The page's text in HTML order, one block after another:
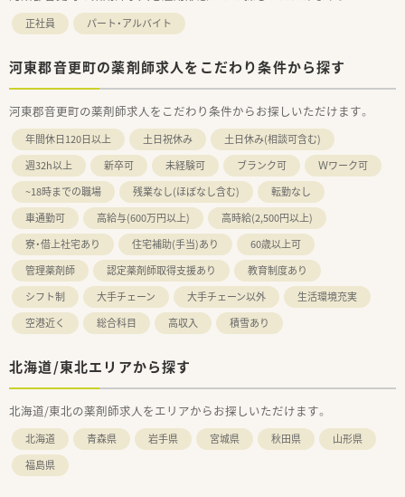
正社員 パート・アルバイト
河東郡音更町の薬剤師求人をこだわり条件から探す
河東郡音更町の薬剤師求人をこだわり条件からお探しいただけます。
年間休日120日以上 土日祝休み
土日休み(相談可含む)
週32h以上
新卒可 未経験可 ブランク可
Ｗワーク可
~18時までの職場
残業なし(ほぼなし含む)
転勤なし
車通勤可
高給与(600万円以上)
高時給(2,500円以上)
寮・借上社宅あり
住宅補助(手当)あり
60歳以上可
管理薬剤師
認定薬剤師取得支援あり
教育制度あり
シフト制
大手チェーン 大手チェーン以外
生活環境充実
空港近く
総合科目 高収入 積雪あり
北海道/東北エリアから探す
北海道/東北の薬剤師求人をエリアからお探しいただけます。
北海道 青森県 岩手県 宮城県 秋田県
山形県
福島県